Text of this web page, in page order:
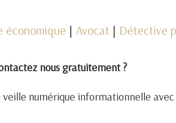
économique | Avocat | Détective
nous gratuitement ?
numérique informationnelle